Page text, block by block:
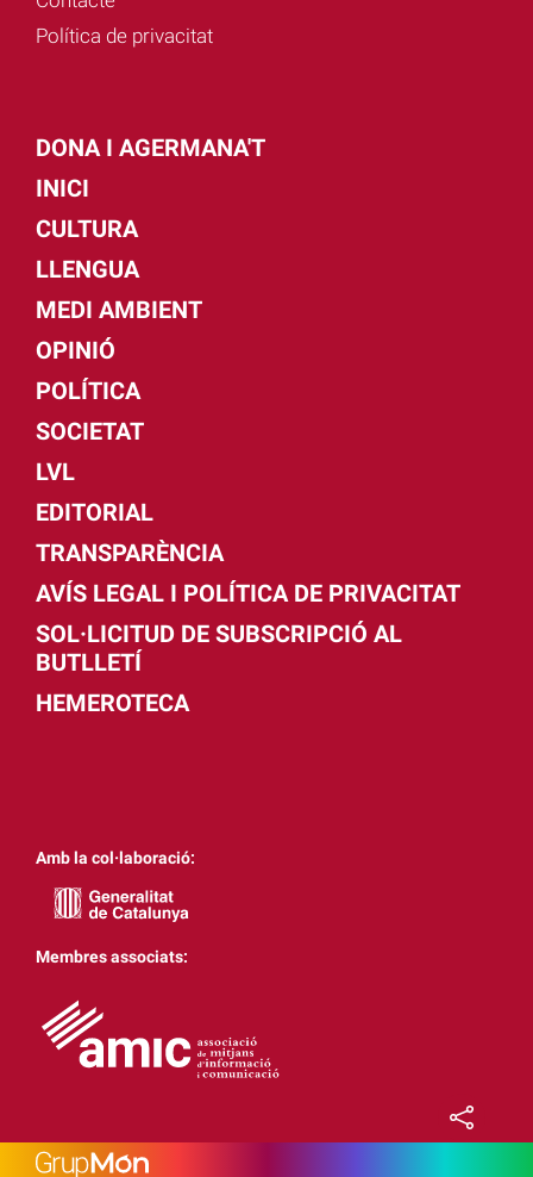
Política de privacitat
DONA I AGERMANA'T
INICI
CULTURA
LLENGUA
MEDI AMBIENT
OPINIÓ
POLÍTICA
SOCIETAT
LVL
EDITORIAL
TRANSPARÈNCIA
AVÍS LEGAL I POLÍTICA DE PRIVACITAT
SOL·LICITUD DE SUBSCRIPCIÓ AL
BUTLLETÍ
HEMEROTECA
Amb la col·laboració:
Membres associats: